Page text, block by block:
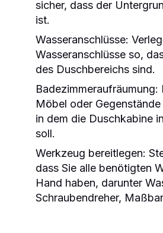
sicher, dass der
ist.
Wasseranschlüsse:
Wasseranschlüsse so,
des Duschbereichs sind.
Badezimmeraufräumung:
Möbel oder
in dem die Duschkabine
soll.
Werkzeug bereitlegen:
dass Sie alle benötigten
Hand haben, darunter
Schraubendreher,